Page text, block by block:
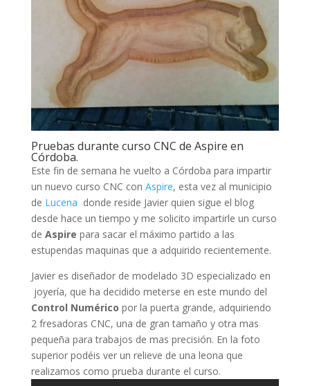
Pruebas durante curso CNC de Aspire en
Córdoba.
Este fin de semana he vuelto a Córdoba para impartir
un nuevo curso CNC con Aspire, esta vez al municipio
de Lucena donde reside Javier quien sigue el blog
desde hace un tiempo y me solicito impartirle un curso
de Aspire para sacar el máximo partido a las
estupendas maquinas que a adquirido recientemente.
Javier es diseñador de modelado 3D especializado en
joyería, que ha decidido meterse en este mundo del
Control Numérico por la puerta grande, adquiriendo
2 fresadoras CNC, una de gran tamaño y otra mas
pequeña para trabajos de mas precisión. En la foto
superior podéis ver un relieve de una leona que
realizamos como prueba durante el curso.